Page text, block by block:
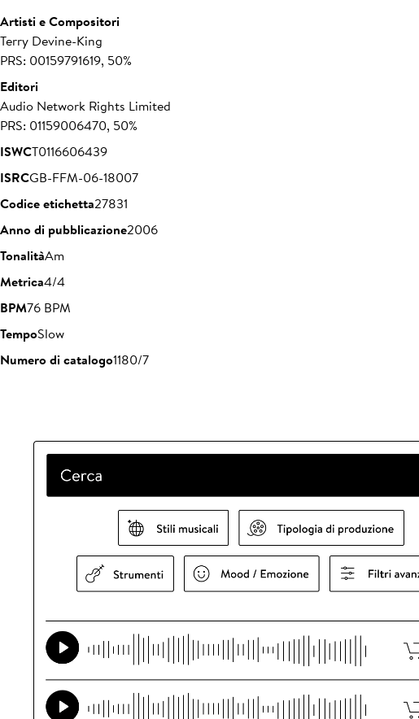
Artisti e Compositori
Terry Devine-King
PRS: 00159791619, 50%
Editori
Audio Network Rights Limited
PRS: 01159006470, 50%
ISWCT0116606439
ISRCGB-FFM-06-18007
Codice etichetta27831
Anno di pubblicazione2006
TonalitàAm
Metrica4/4
BPM76 BPM
TempoSlow
Numero di catalogo1180/7